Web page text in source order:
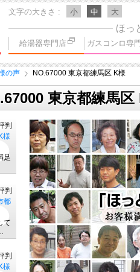
文字の大きさ 小 中 大
ほっ
給湯器専門店 ガスコンロ専
の声 NO.67000 東京都練馬区 K様
東京都練馬区
判
様
足
判
都
て
判
様